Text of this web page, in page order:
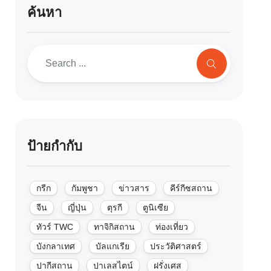
ค้นหา
ป้ายกำกับ
กรีก กัมพูชา ข่าวสาร
คีร์กีซสถาน
จีน
ญี่ปุ่น ตุรกี
ตูนิเซีย
ทัวร์ TWC
ทาจิกิสถาน
ท่องเที่ยว
บังกลาเทศ
บัลแกเรีย
ประวัติศาสตร์
ปากีสถาน
ปาเลสไตน์ ฝรั่งเศส